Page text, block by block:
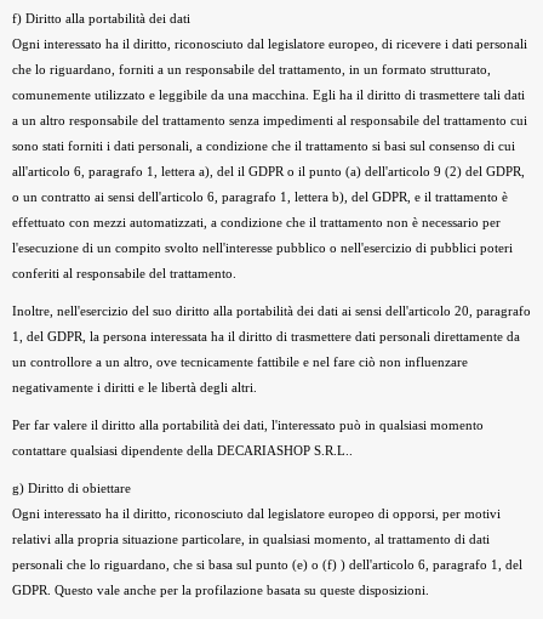
f) Diritto alla portabilità dei dati
Ogni interessato ha il diritto, riconosciuto dal legislatore europeo, di ricevere i dati personali
che lo riguardano, forniti a un responsabile del trattamento, in un formato strutturato,
comunemente utilizzato e leggibile da una macchina. Egli ha il diritto di trasmettere tali dati
a un altro responsabile del trattamento senza impedimenti al responsabile del trattamento cui
sono stati forniti i dati personali, a condizione che il trattamento si basi sul consenso di cui
all'articolo 6, paragrafo 1, lettera a), del il GDPR o il punto (a) dell'articolo 9 (2) del GDPR,
o un contratto ai sensi dell'articolo 6, paragrafo 1, lettera b), del GDPR, e il trattamento è
effettuato con mezzi automatizzati, a condizione che il trattamento non è necessario per
l'esecuzione di un compito svolto nell'interesse pubblico o nell'esercizio di pubblici poteri
conferiti al responsabile del trattamento.
Inoltre, nell'esercizio del suo diritto alla portabilità dei dati ai sensi dell'articolo 20, paragrafo
1, del GDPR, la persona interessata ha il diritto di trasmettere dati personali direttamente da
un controllore a un altro, ove tecnicamente fattibile e nel fare ciò non influenzare
negativamente i diritti e le libertà degli altri.
Per far valere il diritto alla portabilità dei dati, l'interessato può in qualsiasi momento
contattare qualsiasi dipendente della DECARIASHOP S.R.L..
g) Diritto di obiettare
Ogni interessato ha il diritto, riconosciuto dal legislatore europeo di opporsi, per motivi
relativi alla propria situazione particolare, in qualsiasi momento, al trattamento di dati
personali che lo riguardano, che si basa sul punto (e) o (f) ) dell'articolo 6, paragrafo 1, del
GDPR. Questo vale anche per la profilazione basata su queste disposizioni.